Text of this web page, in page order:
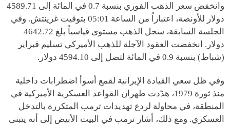
وانخفض سعر الذهب الفوري بنسبة 0.7 في المائة إلى 4589.71
دولار للأونصة، اعتباراً من الساعة 05:01 بتوقيت غرينتش. وفي
الجلسة السابقة، سجل الذهب مستوى قياسياً بلغ 4642.72
دولار. انخفضت العقود الآجلة للذهب الأميركي تسليم فبراير
(شباط) بنسبة 0.9 في المائة لتصل إلى 4594.10 دولار.
وفي ظل سعي القيادة الإيرانية لقمع أسوأ اضطرابات داخلية
منذ ثورة 1979، هدّدت طهران القواعد العسكرية الأميركية في
المنطقة، في محاولة لردع تهديدات ترمب المتكررة بالتدخل
العسكري. ومع ذلك، أشار ترمب في البيت الأبيض إلى أنه يتبنى